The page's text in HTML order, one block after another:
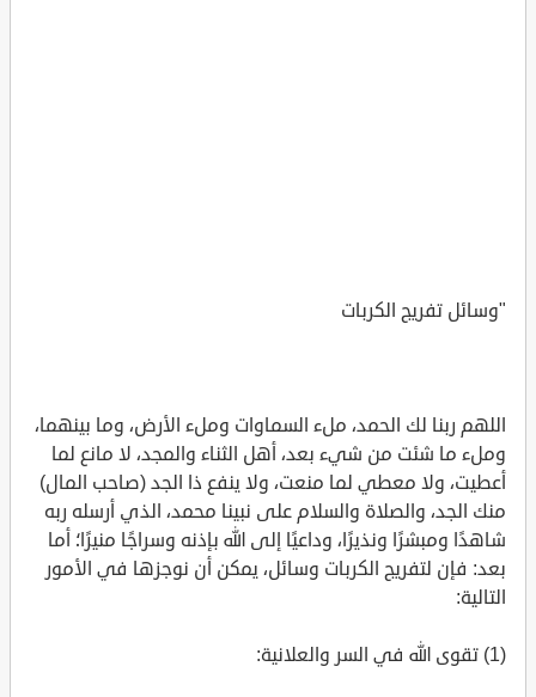
"وسائل تفريج الكربات
اللهم ربنا لك الحمد، ملء السماوات وملء الأرض، وما بينهما،
وملء ما شئت من شيء بعد، أهل الثناء والمجد، لا مانع لما
أعطيت، ولا معطي لما منعت، ولا ينفع ذا الجد (صاحب المال)
منك الجد، والصلاة والسلام على نبينا محمد، الذي أرسله ربه
شاهدًا ومبشرًا ونذيرًا، وداعيًا إلى الله بإذنه وسراجًا منيرًا؛ أما
بعد: فإن لتفريج الكربات وسائل، يمكن أن نوجزها في الأمور
التالية:
(1) تقوى الله في السر والعلانية: